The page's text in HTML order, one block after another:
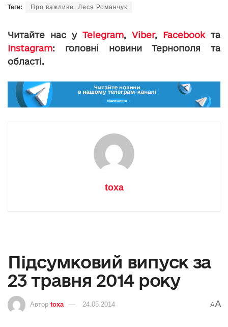
Теги: Про важливе. Леся Романчук
Читайте нас у Telegram, Viber, Facebookта
Instagram: головні новини Тернополя та
області.
toxa
Підсумковий випуск за
23 травня 2014 року
Автор toxa 24.05.2014 AA